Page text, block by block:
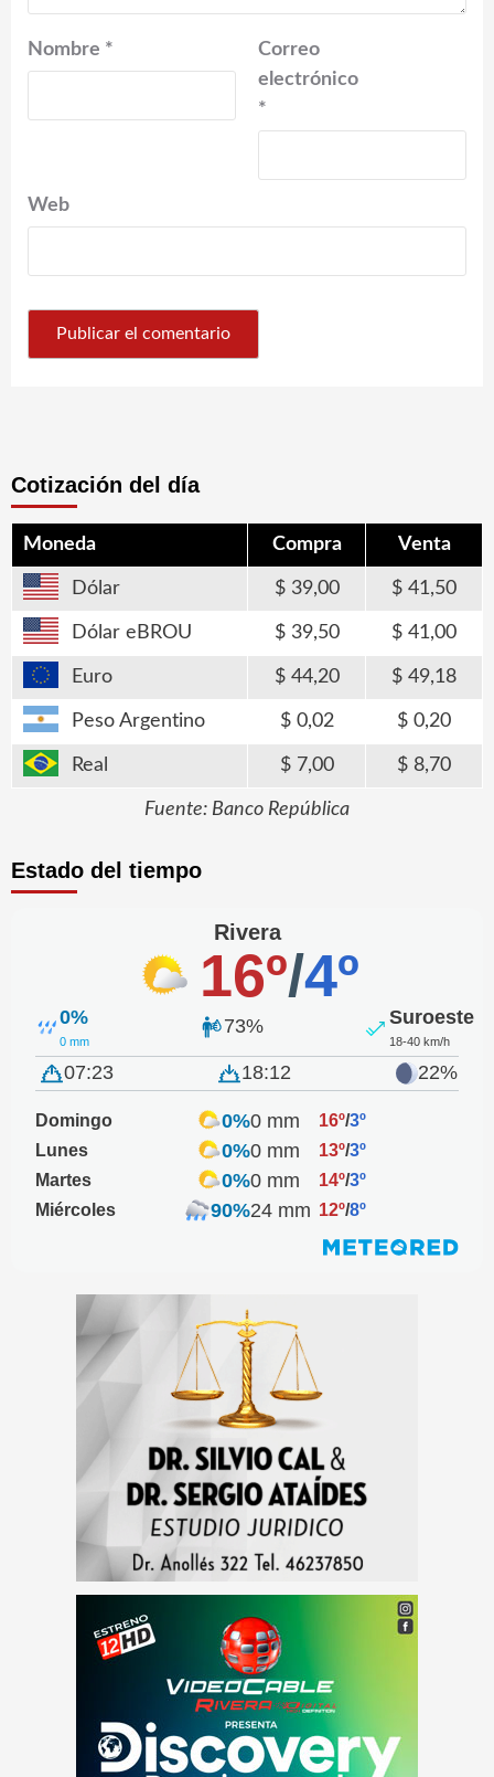
Nombre *
Correo
electrónico
*
Web
Cotización del día
Moneda Compra Venta
Dólar 39,00 41,50
Dólar eBROU 39,50 41,00
Euro 44,20 49,18
Peso Argentino 0,02 0,20
Real 7,00 8,70
Fuente: Banco República
Estado del tiempo
Rivera
16º/4º
0%
0 mm
73% Suroeste
18-40 km/h
07:23 18:12 22%
Domingo 0%0 mm 16º/3º
Lunes
0%0 mm 13º/3º
Martes
0%0 mm 14º/3º
Miércoles
90%24 mm 12º/8º